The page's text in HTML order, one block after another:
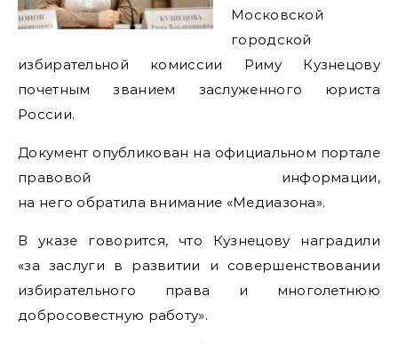
Московской
городской
избирательной комиссии Риму Кузнецову
почетным званием заслуженного юриста
России.
Документ опубликован на официальном портале
правовой информации,
на него обратила внимание «Медиазона».
В указе говорится, что Кузнецову наградили
«за заслуги в развитии и совершенствовании
избирательного права и многолетнюю
добросовестную работу».